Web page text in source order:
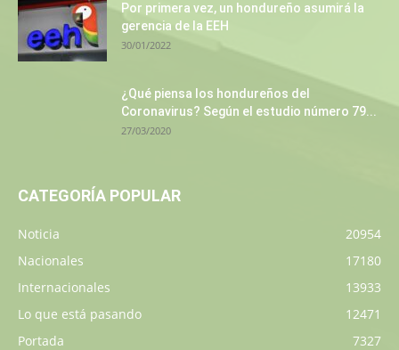
Por primera vez, un hondureño asumirá la
gerencia de la EEH
30/01/2022
¿Qué piensa los hondureños del
Coronavirus? Según el estudio número 79...
27/03/2020
CATEGORÍA POPULAR
Noticia
20954
Nacionales
17180
Internacionales
13933
Lo que está pasando
12471
Portada
7327